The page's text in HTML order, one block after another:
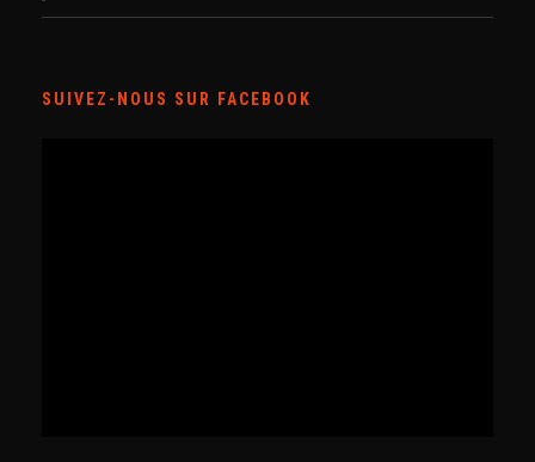
SUIVEZ-NOUS SUR FACEBOOK